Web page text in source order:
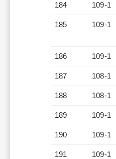
184 109-1
185 109-1
186 109-1
187 108-1
188 108-1
189 109-1
190 109-1
191 109-1